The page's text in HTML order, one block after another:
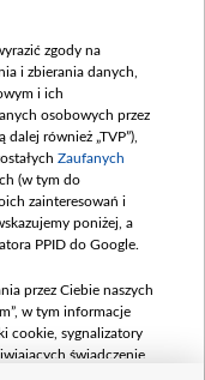
zgody na
i zbierania danych,
i ich
osobowych przez
również „TVP”),
Zaufanych
(w tym do
zainteresowań i
poniżej, a
PPID do Google.
przez Ciebie naszych
w tym informacje
cookie, sygnalizatory
świadczenie